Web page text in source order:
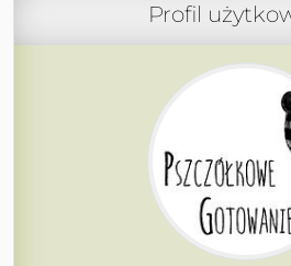
Profil